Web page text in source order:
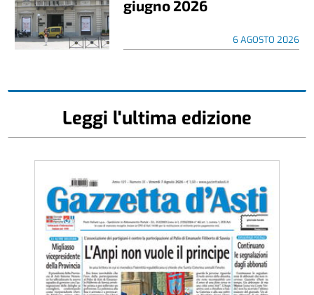
giugno 2026
6 AGOSTO 2026
Leggi l'ultima edizione